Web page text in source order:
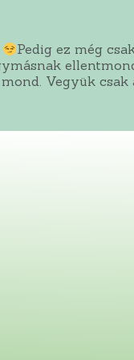
Pedig ez még
Vegyük csak